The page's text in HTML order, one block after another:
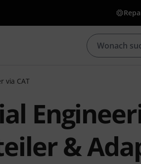
via CAT
&